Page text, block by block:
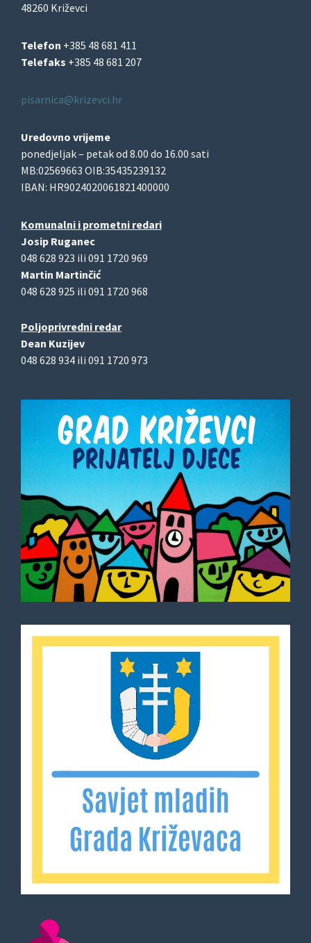
48260 Križevci
Telefon +385 48 681 411
Telefaks +385 48 681 207
pisarnica@krizevci.hr
Uredovno vrijeme
ponedjeljak – petak od 8.00 do 16.00 sati
MB:02569663 OIB:35435239132
IBAN: HR9024020061821400000
Komunalni i prometni redari
Josip Ruganec
048 628 923 ili 091 1720 969
Martin Martinčić
048 628 925 ili 091 1720 968
Poljoprivredni redar
Dean Kuzijev
048 628 934 ili 091 1720 973